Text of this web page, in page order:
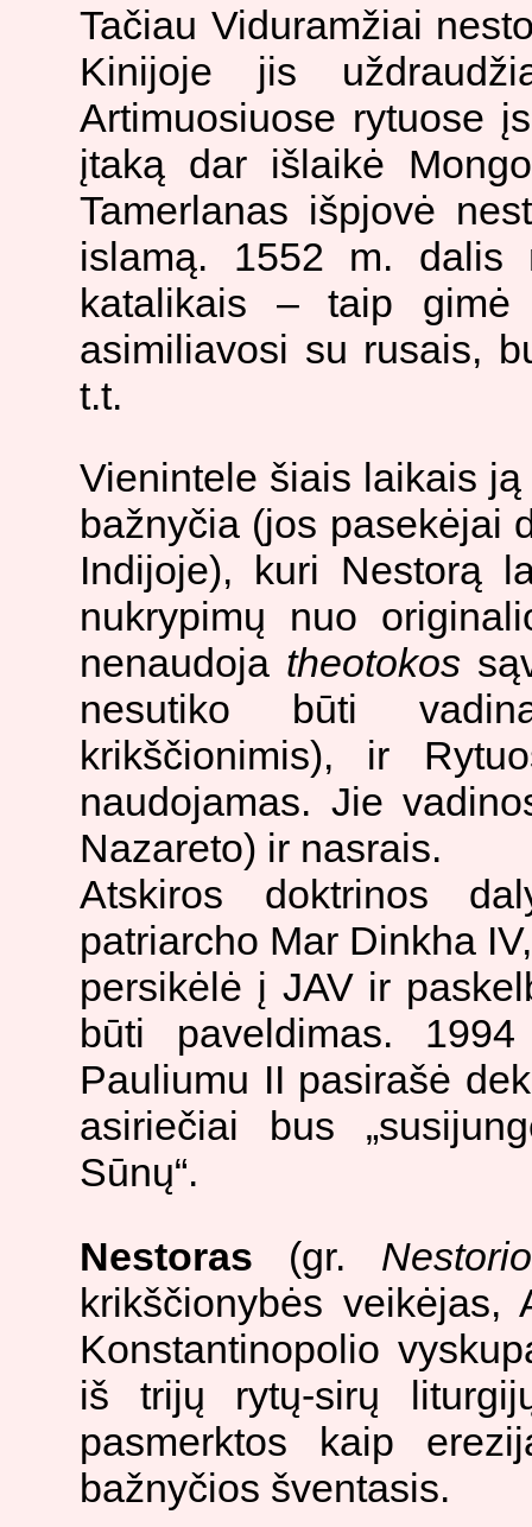
Tačiau Viduramžiai
Kinijoje jis
Artimuosiuose rytuose
įtaką dar išlaikė
Tamerlanas išpjovė
islamą. 1552 m. dalis
katalikais – taip
asimiliavosi su rusais,
t.t.
Vienintele šiais laikais
bažnyčia (jos pasekėjai
Indijoje), kuri Nestorą
nukrypimų nuo
nenaudoja theotokos
nesutiko būti
krikščionimis), ir
naudojamas. Jie
Nazareto) ir nasrais.
Atskiros doktrinos
patriarcho Mar Dinkha
persikėlė į JAV ir
būti paveldimas.
Pauliumu II pasirašė
asiriečiai bus
Sūnų“.
Nestoras (gr.
krikščionybės veikėjas,
Konstantinopolio
iš trijų rytų-sirų
pasmerktos kaip
bažnyčios šventasis.